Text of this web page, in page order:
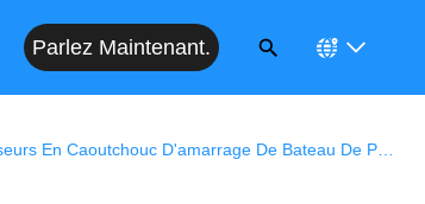
Parlez Maintenant.